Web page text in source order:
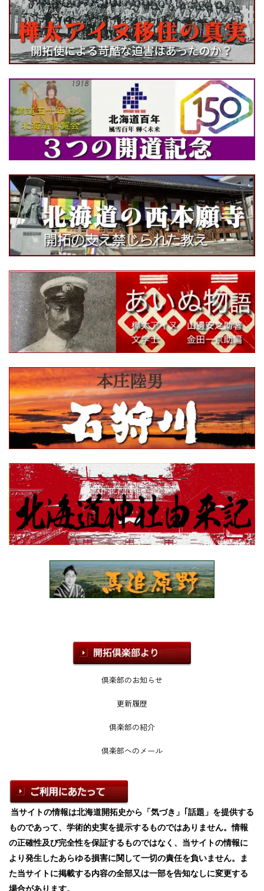
倶楽部のお知らせ
更新履歴
倶楽部の紹介
倶楽部へのメール
当サイトの情報は北海道開拓史から「気づき」｢話題」を提供する
ものであって、学術的史実を提示するものではありません。情報
の正確性及び完全性を保証するものではなく、当サイトの情報に
より発生したあらゆる損害に関して一切の責任を負いません。ま
た当サイトに掲載する内容の全部又は一部を告知なしに変更する
場合があります。